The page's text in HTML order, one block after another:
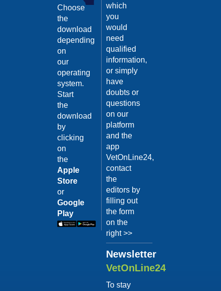
il video
Choose
the
download
depending
on
our
operating
system.
Start
the
download
by
clicking
on
the
Apple
Store
or
Google
Play
which
you
would
need
qualified
information,
or simply
have
doubts or
questions
on our
platform
and the
app
VetOnLine24,
contact
the
editors by
filling out
the form
on the
right >>
Newsletter
VetOnLine24
To stay